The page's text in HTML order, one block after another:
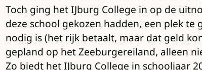
Toch ging het IJburg College in op de
deze school gekozen hadden, een plek
nodig is (het rijk betaalt, maar dat geld
gepland op het Zeeburgereiland, alleen
Zo biedt het IJburg College in schooljaar